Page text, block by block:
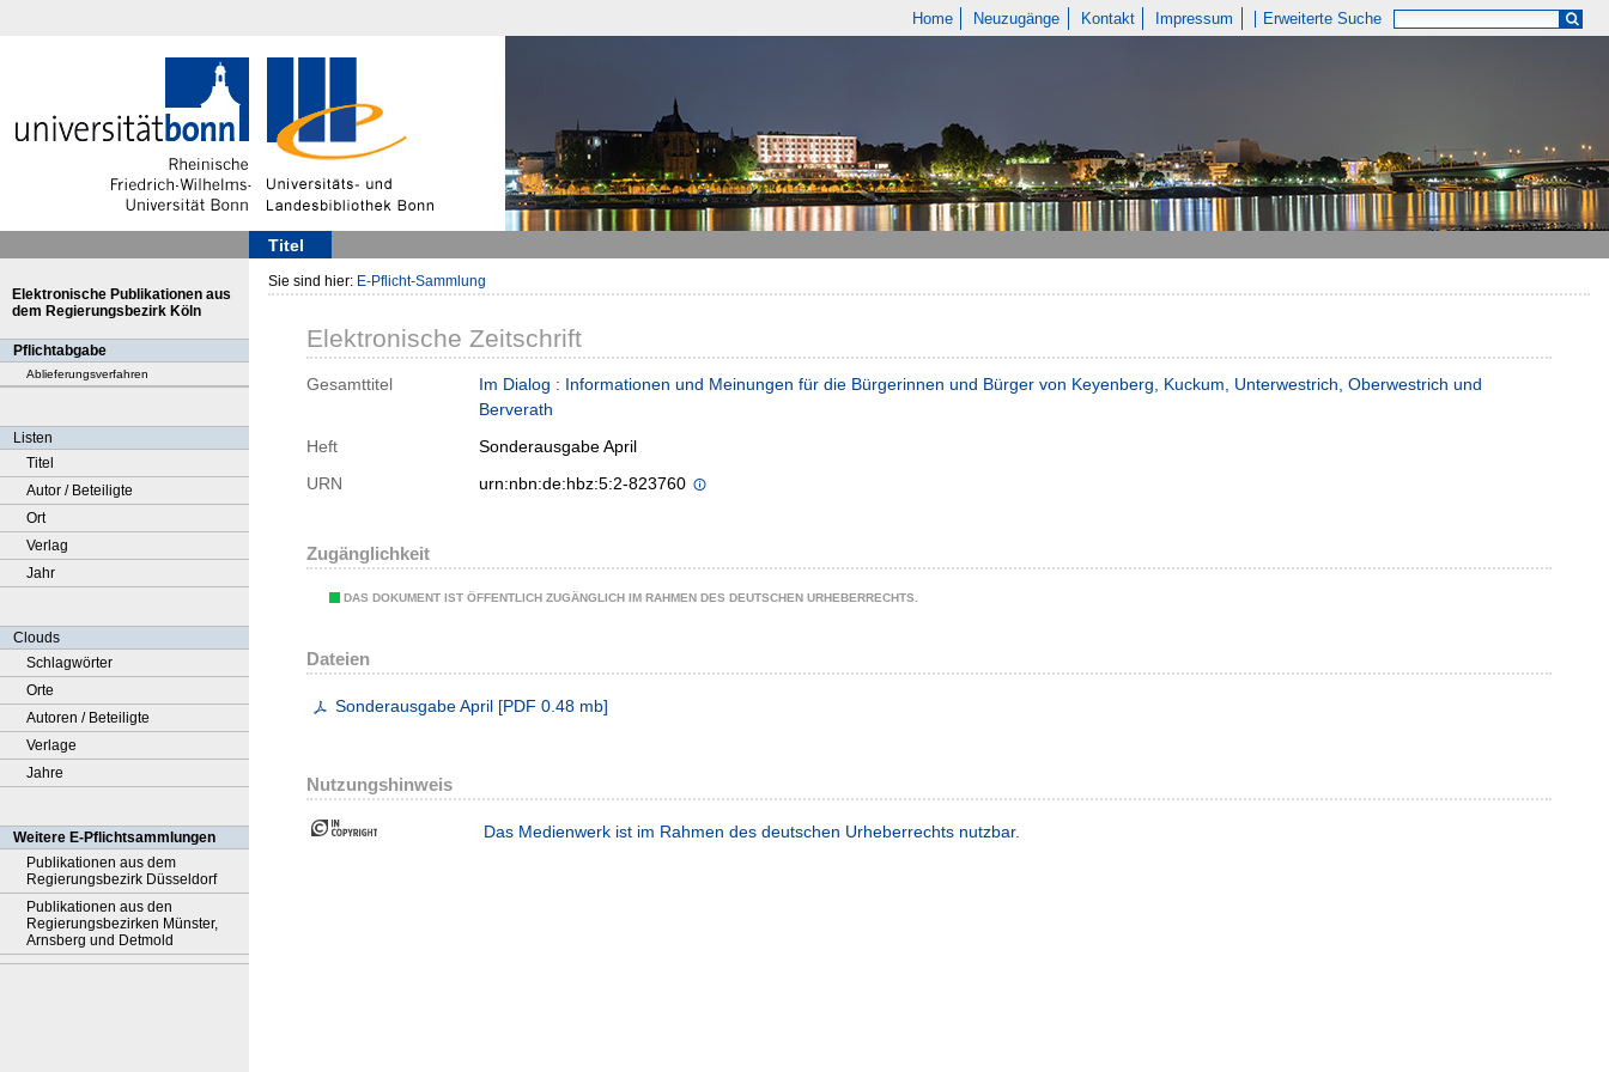
Home Neuzugänge Kontakt Impressum Erweiterte Suche
Titel
Elektronische Publikationen aus
dem Regierungsbezirk Köln
Pflichtabgabe
Ablieferungsverfahren
Listen
Titel
Autor / Beteiligte
Ort
Verlag
Jahr
Clouds
Schlagwörter
Orte
Autoren / Beteiligte
Verlage
Jahre
Weitere E-Pflichtsammlungen
Publikationen aus dem
Regierungsbezirk Düsseldorf
Publikationen aus den
Regierungsbezirken Münster,
Arnsberg und Detmold
Sie sind hier: E-Pflicht-Sammlung
Elektronische Zeitschrift
Gesamttitel
Im Dialog : Informationen und Meinungen für die Bürgerinnen und Bürger von Keyenberg, Kuckum, Unterwestrich, Oberwestrich und
Berverath
Heft
Sonderausgabe April
URN
urn:nbn:de:hbz:5:2-823760
Zugänglichkeit
DAS DOKUMENT IST ÖFFENTLICH ZUGÄNGLICH IM RAHMEN DES DEUTSCHEN URHEBERRECHTS.
Dateien
Sonderausgabe April [PDF 0.48 mb]
Nutzungshinweis
Das Medienwerk ist im Rahmen des deutschen Urheberrechts nutzbar.